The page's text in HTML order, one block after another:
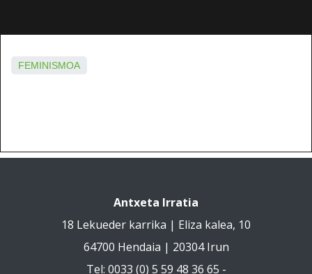
FEMINISMOA
Antxeta Irratia
18 Lekueder karrika | Eliza kalea, 10
64700 Hendaia | 20304 Irun
Tel: 0033 (0) 5 59 48 36 65 -